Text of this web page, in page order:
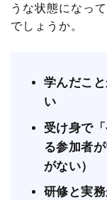
うな状態になっ
でしょうか。
学んだこ
い
受け身で
る参加者
がない）
研修と実